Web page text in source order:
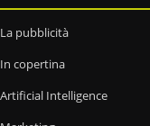
La pubblicità
In copertina
Artificial Intelligence